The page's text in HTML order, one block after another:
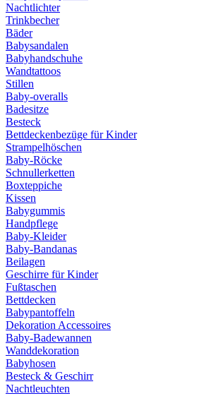
Nachtlichter
Trinkbecher
Bäder
Babysandalen
Babyhandschuhe
Wandtattoos
Stillen
Baby-overalls
Badesitze
Besteck
Bettdeckenbezüge für Kinder
Strampelhöschen
Baby-Röcke
Schnullerketten
Boxteppiche
Kissen
Babygummis
Handpflege
Baby-Kleider
Baby-Bandanas
Beilagen
Geschirre für Kinder
Fußtaschen
Bettdecken
Babypantoffeln
Dekoration Accessoires
Baby-Badewannen
Wanddekoration
Babyhosen
Besteck & Geschirr
Nachtleuchten